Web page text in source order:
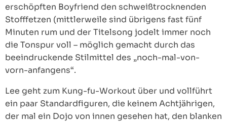
erschöpften Boyfriend den schweißtrocknenden
Stofffetzen (mittlerweile sind übrigens fast fünf
Minuten rum und der Titelsong jodelt immer noch
die Tonspur voll – möglich gemacht durch das
beeindruckende Stilmittel des „noch-mal-von-
vorn-anfangens“.
Lee geht zum Kung-fu-Workout über und vollführt
ein paar Standardfiguren, die keinem Achtjährigen,
der mal ein Dojo von innen gesehen hat, den blanken